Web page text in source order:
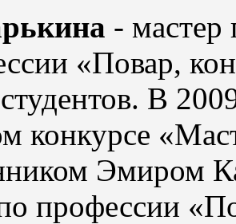
- мастер
«Повар,
В
конкурсе
Эмиром
профессии